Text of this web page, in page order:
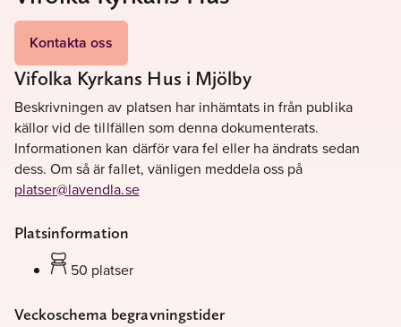
Kontakta oss
Vifolka Kyrkans Hus i Mjölby
Beskrivningen av platsen har inhämtats in från publika
källor vid de tillfällen som denna dokumenterats.
Informationen kan därför vara fel eller ha ändrats sedan
dess. Om så är fallet, vänligen meddela oss på
platser@lavendla.se
Platsinformation
50 platser
Veckoschema begravningstider